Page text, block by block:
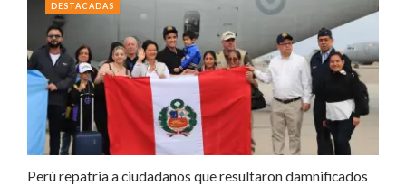
Perú repatria a ciudadanos que resultaron damnificados
DESTACADAS